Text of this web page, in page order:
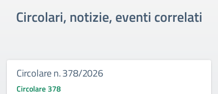
Circolari, notizie, eventi correlati
Circolare n. 378/2026
Circolare 378